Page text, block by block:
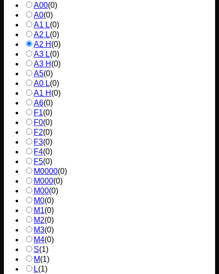
A00(0)
A0(0)
A1 L(0)
A2 L(0)
A2 H (0)
A3 L(0)
A3 H (0)
A5(0)
A0 L(0)
A1 H (0)
A6(0)
F1(0)
F0(0)
F2(0)
F3(0)
F4(0)
F5(0)
M0000(0)
M000(0)
M00(0)
M0(0)
M1(0)
M2(0)
M3(0)
M4(0)
S(1)
M(1)
L(1)